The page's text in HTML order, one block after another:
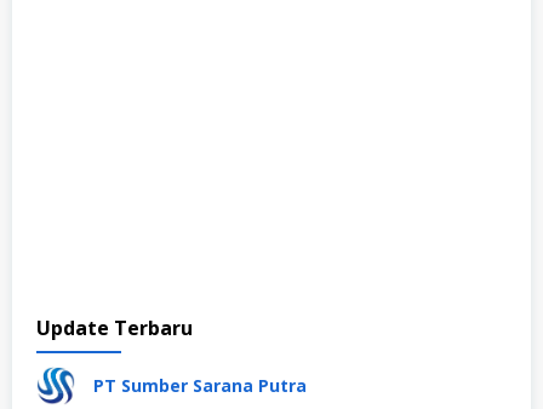
Update Terbaru
PT Sumber Sarana Putra